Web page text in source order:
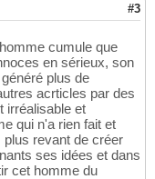
#3
cumule que
en sérieux, son
plus de
acrticles par des
irréalisable et
qui n'a rien fait et
revant de créer
ses idées et dans
cet homme du